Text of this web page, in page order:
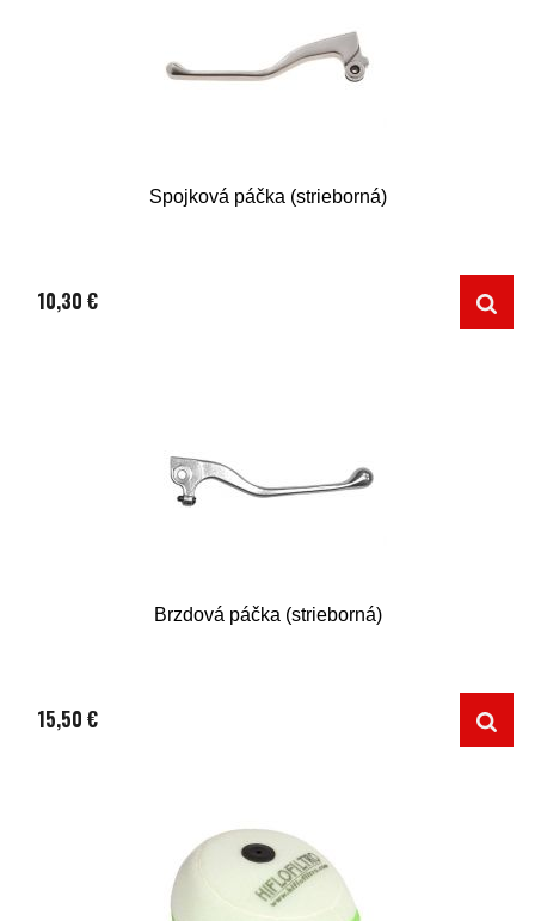
Spojková páčka (strieborná)
10,30 €
Brzdová páčka (strieborná)
15,50 €